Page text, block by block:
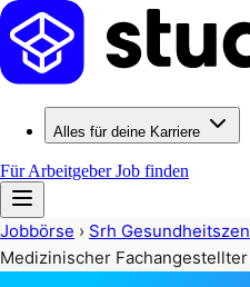
Alles für deine Karriere
Für ArbeitgeberJob finden
Jobbörse › Srh
Medizinischer